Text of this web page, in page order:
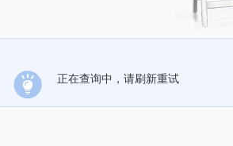
正在查询中，请刷新重试